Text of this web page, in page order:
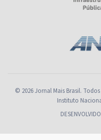
© 2026 Jornal Mais Brasil.
Instituto